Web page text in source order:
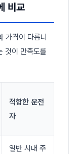
비교
가격이 다릅니
것이 만족도를
적합한 운전
자
일반 시내 주